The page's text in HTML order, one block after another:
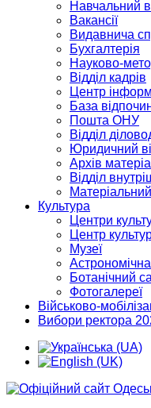
Навчальний
Вакансії
Видавнича
Бухгалтерія
Науково-
Відділ кадрів
Центр
База
Пошта ОНУ
Відділ
Юридичний
Архів
Відділ
Культура
Центри
Центр
Музеї
Ботанічний
Фотогалереї
Військово-
Вибори ректора